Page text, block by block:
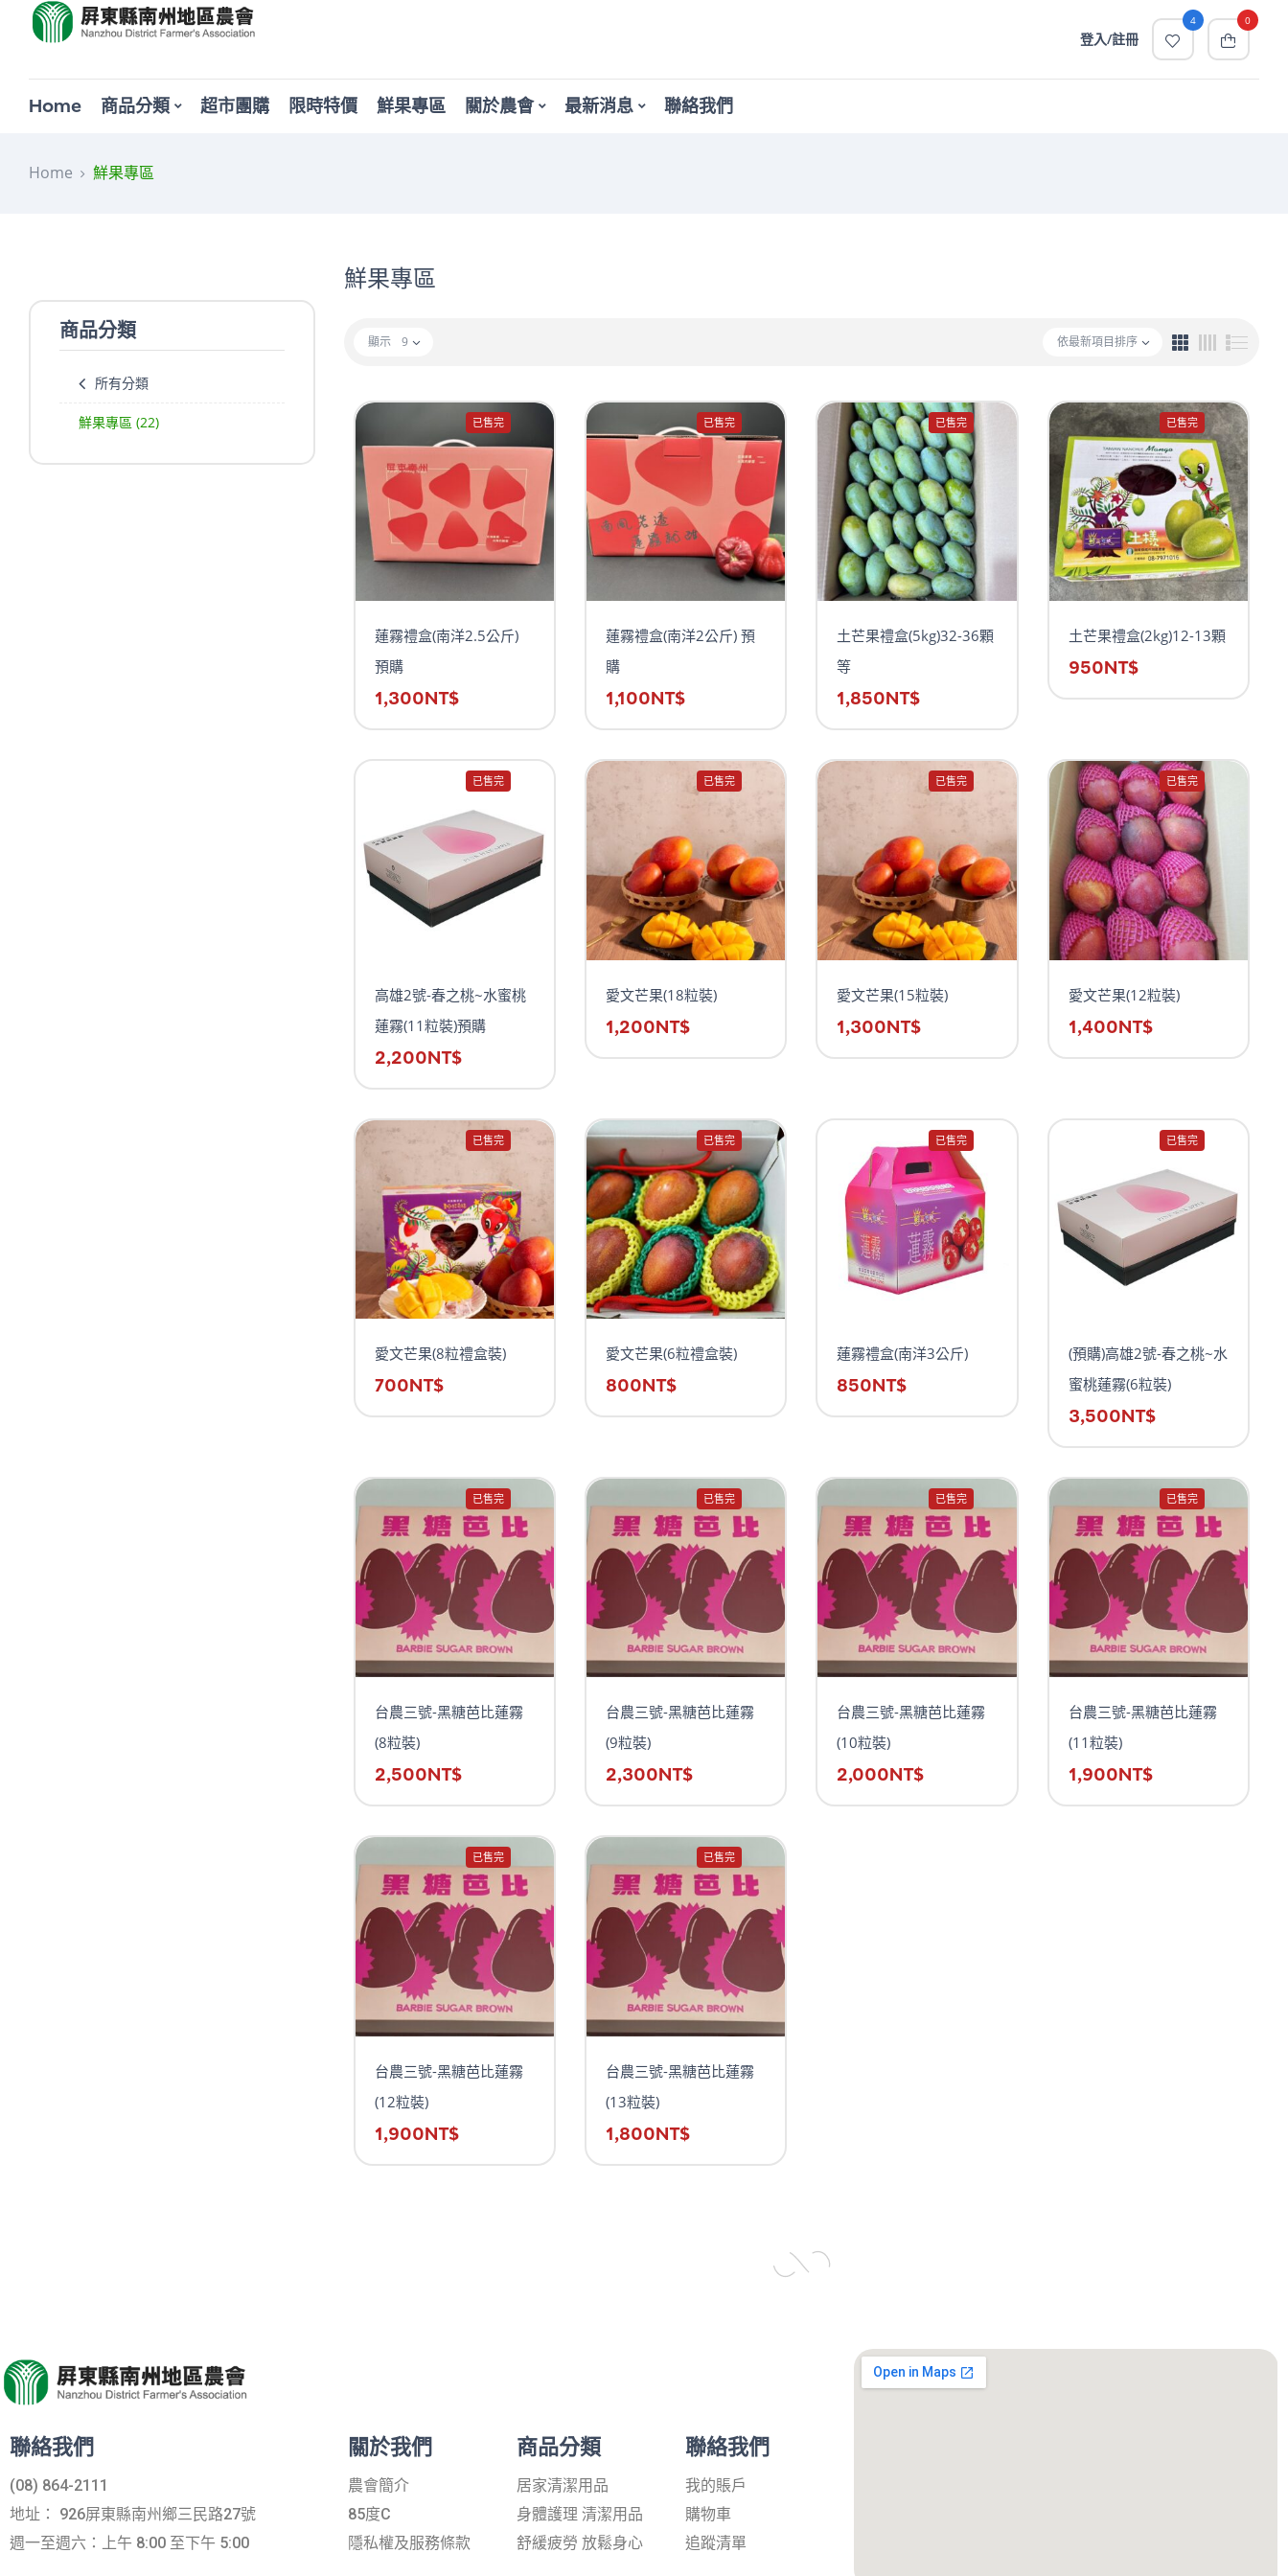
登入/註冊
4 0
Home 商品分類 超市團購 限時特價 鮮果專區 關於農會 最新消息 聯絡我們
Home 鮮果專區
商品分類
所有分類
鮮果專區 (22)
鮮果專區
依最新項目排序
顯示 9
已售完
蓮霧禮盒(南洋2.5公斤)
預購
1,300NT$
已售完
蓮霧禮盒(南洋2公斤) 預
購
1,100NT$
已售完
土芒果禮盒(5kg)32-36顆
等
1,850NT$
已售完
土芒果禮盒(2kg)12-13顆
950NT$
已售完
高雄2號-春之桃~水蜜桃
蓮霧(11粒裝)預購
2,200NT$
已售完
愛文芒果(18粒裝)
1,200NT$
已售完
愛文芒果(15粒裝)
1,300NT$
已售完
愛文芒果(12粒裝)
1,400NT$
已售完
愛文芒果(8粒禮盒裝)
700NT$
已售完
愛文芒果(6粒禮盒裝)
800NT$
已售完
蓮霧禮盒(南洋3公斤)
850NT$
已售完
(預購)高雄2號-春之桃~水
蜜桃蓮霧(6粒裝)
3,500NT$
已售完
台農三號-黑糖芭比蓮霧
(8粒裝)
2,500NT$
已售完
台農三號-黑糖芭比蓮霧
(9粒裝)
2,300NT$
已售完
台農三號-黑糖芭比蓮霧
(10粒裝)
2,000NT$
已售完
台農三號-黑糖芭比蓮霧
(11粒裝)
1,900NT$
已售完
台農三號-黑糖芭比蓮霧
(12粒裝)
1,900NT$
已售完
台農三號-黑糖芭比蓮霧
(13粒裝)
1,800NT$
聯絡我們
(08) 864-2111
地址： 926屏東縣南州鄉三民路27號
週一至週六：上午 8:00 至下午 5:00
關於我們
農會簡介
85度C
隱私權及服務條款
商品分類
居家清潔用品
身體護理 清潔用品
舒緩疲勞 放鬆身心
聯絡我們
我的賬戶
購物車
追蹤清單